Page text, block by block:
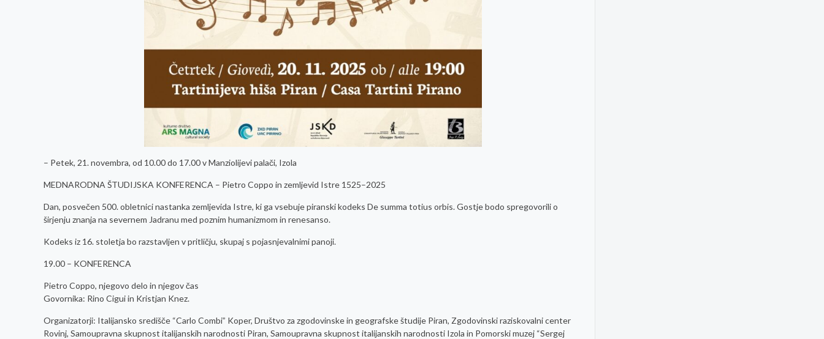
– Petek, 21. novembra, od 10.00 do 17.00 v Manziolijevi palači, Izola
MEDNARODNA ŠTUDIJSKA KONFERENCA – Pietro Coppo in zemljevid Istre 1525–2025
Dan, posvečen 500. obletnici nastanka zemljevida Istre, ki ga vsebuje piranski kodeks De summa totius orbis. Gostje bodo spregovorili o
širjenju znanja na severnem Jadranu med poznim humanizmom in renesanso.
Kodeks iz 16. stoletja bo razstavljen v pritličju, skupaj s pojasnjevalnimi panoji.
19.00 – KONFERENCA
Pietro Coppo, njegovo delo in njegov čas
Govornika: Rino Cigui in Kristjan Knez.
Organizatorji: Italijansko središče “Carlo Combi” Koper, Društvo za zgodovinske in geografske študije Piran, Zgodovinski raziskovalni center
Rovinj, Samoupravna skupnost italijanskih narodnosti Piran, Samoupravna skupnost italijanskih narodnosti Izola in Pomorski muzej “Sergej